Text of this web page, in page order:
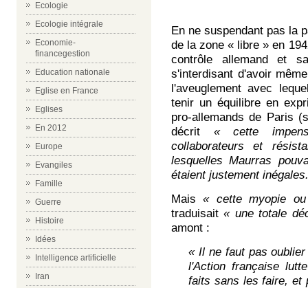
Ecologie
Ecologie intégrale
Economie-
financegestion
Education nationale
Eglise en France
Eglises
En 2012
Europe
Evangiles
Famille
Guerre
Histoire
Idées
Intelligence artificielle
Iran
En ne suspendant pas la
de la zone « libre » en
contrôle allemand et
s'interdisant d'avoir
l'aveuglement avec
tenir un équilibre en
pro-allemands de Paris
décrit « cette
collaborateurs et
lesquelles Maurras
étaient justement
Mais « cette myopie
traduisait« une totale
amont :
« Il ne faut pas
l'Action française
faits sans les faire, et